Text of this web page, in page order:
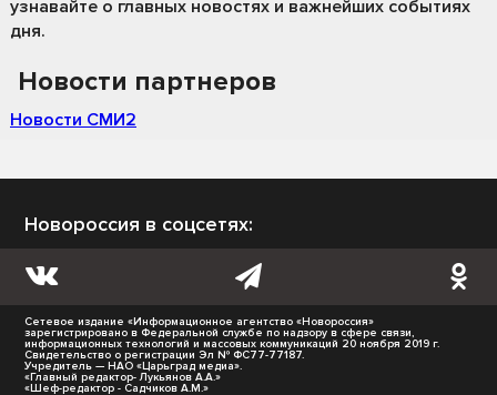
узнавайте о главных новостях и важнейших событиях
дня.
Новости партнеров
Новости СМИ2
Новороссия в соцсетях:
Сетевое издание «Информационное агентство «Новороссия»
зарегистрировано в Федеральной службе по надзору в сфере связи,
информационных технологий и массовых коммуникаций 20 ноября 2019 г.
Свидетельство о регистрации Эл № ФС77-77187.
Учредитель — НАО «Царьград медиа».
«Главный редактор- Лукьянов А.А.»
«Шеф-редактор - Садчиков А.М.»